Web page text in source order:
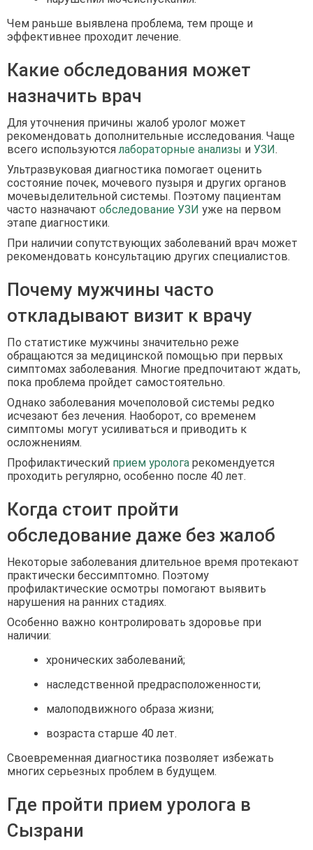
Чем раньше выявлена проблема, тем проще и
эффективнее проходит лечение.
Какие обследования может
назначить врач
Для уточнения причины жалоб уролог может
рекомендовать дополнительные исследования. Чаще
всего используютсялабораторные анализы и УЗИ.
Ультразвуковая диагностика помогает оценить
состояние почек, мочевого пузыря и других органов
мочевыделительной системы. Поэтому пациентам
часто назначают обследование УЗИ уже на первом
этапе диагностики.
При наличии сопутствующих заболеваний врач может
рекомендовать консультацию других специалистов.
Почему мужчины часто
откладывают визит к врачу
По статистике мужчины значительно реже
обращаются за медицинской помощью при первых
симптомах заболевания. Многие предпочитают ждать,
пока проблема пройдет самостоятельно.
Однако заболевания мочеполовой системы редко
исчезают без лечения. Наоборот, со временем
симптомы могут усиливаться и приводить к
осложнениям.
Профилактический прием уролога рекомендуется
проходить регулярно, особенно после 40 лет.
Когда стоит пройти
обследование даже без жалоб
Некоторые заболевания длительное время протекают
практически бессимптомно. Поэтому
профилактические осмотры помогают выявить
нарушения на ранних стадиях.
Особенно важно контролировать здоровье при
наличии:
хронических заболеваний;
наследственной предрасположенности;
малоподвижного образа жизни;
возраста старше 40 лет.
Своевременная диагностика позволяет избежать
многих серьезных проблем в будущем.
Где пройти прием уролога в
Сызрани